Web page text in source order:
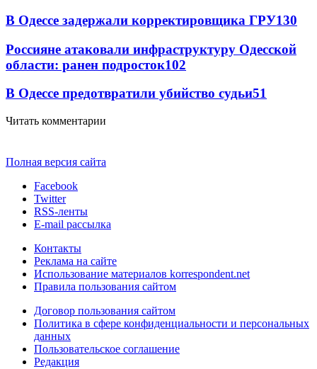
В Одессе задержали корректировщика ГРУ130
Россияне атаковали инфраструктуру Одесской
области: ранен подросток102
В Одессе предотвратили убийство судьи51
Читать комментарии
Полная версия сайта
Facebook
Twitter
RSS-ленты
E-mail рассылка
Контакты
Реклама на сайте
Использование материалов korrespondent.net
Правила пользования сайтом
Договор пользования сайтом
Политика в сфере конфиденциальности и персональных
данных
Пользовательское соглашение
Редакция